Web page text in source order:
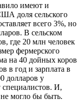
имеют и
доля сельского
всего 3%, но
В сельском
где 20 млн человек
фермерского
на 40 дойных коров
в год и зарплата в
долларов у
специалистов. И,
могло бы быть.